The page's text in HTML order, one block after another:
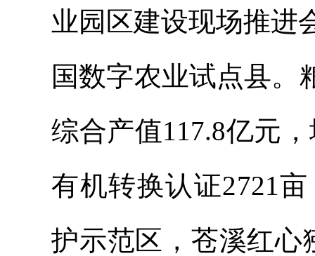
业园区建设现场推进
国数字农业试点县。
综合产值117.8亿元
有机转换认证2721
护示范区，苍溪红心